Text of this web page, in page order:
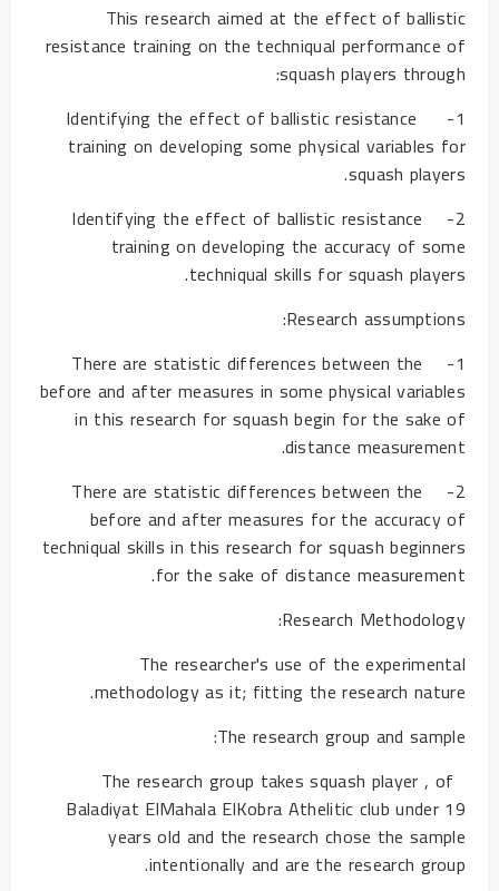
This research aimed at the effect of ballistic
resistance training on the techniqual performance of
squash players through:
1- Identifying the effect of ballistic resistance
training on developing some physical variables for
squash players.
2- Identifying the effect of ballistic resistance
training on developing the accuracy of some
techniqual skills for squash players.
Research assumptions:
1- There are statistic differences between the
before and after measures in some physical variables
in this research for squash begin for the sake of
distance measurement.
2- There are statistic differences between the
before and after measures for the accuracy of
techniqual skills in this research for squash beginners
for the sake of distance measurement.
Research Methodology:
The researcher's use of the experimental
methodology as it; fitting the research nature.
The research group and sample:
The research group takes squash player , of
Baladiyat ElMahala ElKobra Athelitic club under 19
years old and the research chose the sample
intentionally and are the research group.